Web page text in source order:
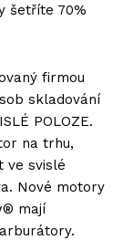
šetříte 70%
firmou
skladování
POLOZE.
na trhu,
ve svislé
Nové motory
mají